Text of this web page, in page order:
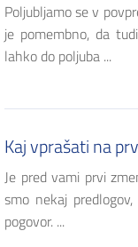
Poljubljamo se v
je pomembno, da
lahko do poljuba ...
Kaj vprašati na
Je pred vami prvi
smo nekaj
pogovor. ...